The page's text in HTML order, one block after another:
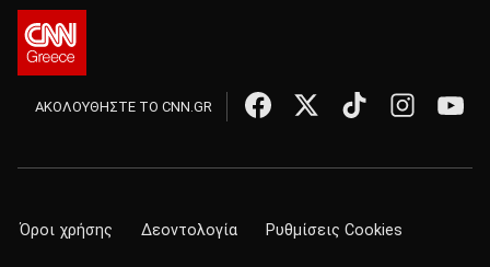
ΑΚΟΛΟΥΘΗΣΤΕ ΤΟ CNN.GR
Όροι χρήσης Δεοντολογία Ρυθμίσεις Cookies